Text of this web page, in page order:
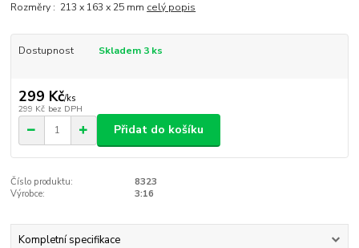
Rozměry : 213 x 163 x 25 mm celý popis
Dostupnost Skladem 3 ks
299 Kč/ks
299 Kč bez DPH
Přidat do košíku
Číslo produktu:
8323
Výrobce:
3:16
Kompletní specifikace